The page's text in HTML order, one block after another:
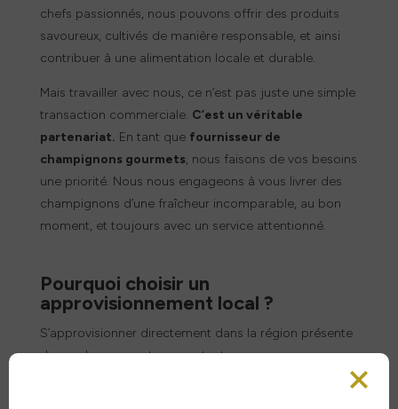
chefs passionnés, nous pouvons offrir des produits
savoureux, cultivés de manière responsable, et ainsi
contribuer à une alimentation locale et durable.
Mais travailler avec nous, ce n’est pas juste une simple
transaction commerciale. C’est un véritable
partenariat. En tant que fournisseur de
champignons gourmets, nous faisons de vos besoins
une priorité. Nous nous engageons à vous livrer des
champignons d’une fraîcheur incomparable, au bon
moment, et toujours avec un service attentionné.
Pourquoi choisir un
approvisionnement local ?
S’approvisionner directement dans la région présente
de nombreux avantages, autant pour vous que pour